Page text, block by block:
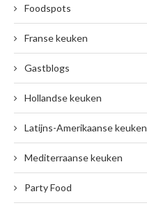
Foodspots
Franse keuken
Gastblogs
Hollandse keuken
Latijns-Amerikaanse keuken
Mediterraanse keuken
Party Food